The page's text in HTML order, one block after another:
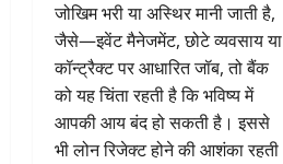
जोखिम भरी या अस्थिर मानी जाती है,
जैसे—इवेंट मैनेजमेंट, छोटे व्यवसाय या
कॉन्ट्रैक्ट पर आधारित जॉब, तो बैंक
को यह चिंता रहती है कि भविष्य में
आपकी आय बंद हो सकती है। इससे
भी लोन रिजेक्ट होने की आशंका रहती